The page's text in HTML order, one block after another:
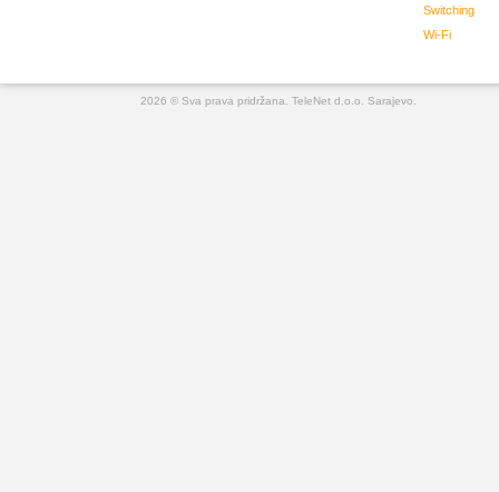
Switching
Wi-Fi
2026 © Sva prava pridržana. TeleNet d.o.o. Sarajevo.